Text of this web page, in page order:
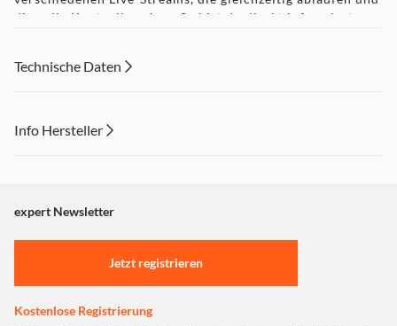
dir volle Kontrolle geben. So bist du direkt informiert,
Smart zusammengestellte Tagesbserichte mit
Mithilfe von innovativer Gesichts- und Paketerkennung
Zusammenfassung erstellt – mit wichtigen Statistiken und
Videoaufnahmen.
Technische Daten
Info Hersteller
"Marketing".
Einstellungen anpassen
expert Newsletter
Jetzt registrieren
Kostenlose Registrierung